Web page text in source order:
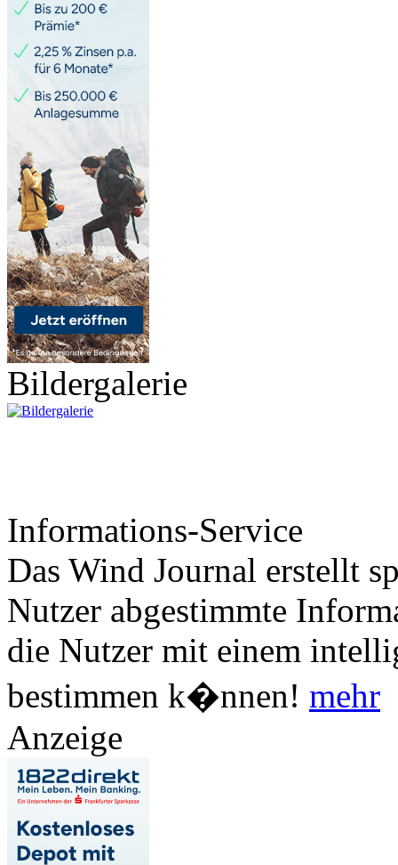
Bildergalerie
Informations-Service
Das Wind Journal erstellt
Nutzer abgestimmte
die Nutzer mit einem
bestimmen k�nnen! mehr
Anzeige